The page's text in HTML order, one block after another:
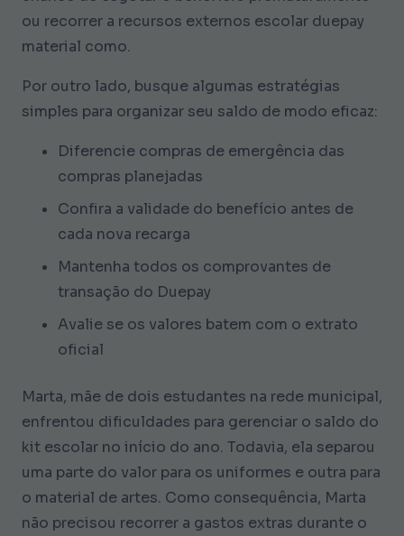
ou recorrer a recursos externos escolar duepay
material como.
Por outro lado, busque algumas estratégias
simples para organizar seu saldo de modo eficaz:
Diferencie compras de emergência das
compras planejadas
Confira a validade do benefício antes de
cada nova recarga
Mantenha todos os comprovantes de
transação do Duepay
Avalie se os valores batem com o extrato
oficial
Marta, mãe de dois estudantes na rede municipal,
enfrentou dificuldades para gerenciar o saldo do
kit escolar no início do ano. Todavia, ela separou
uma parte do valor para os uniformes e outra para
o material de artes. Como consequência, Marta
não precisou recorrer a gastos extras durante o